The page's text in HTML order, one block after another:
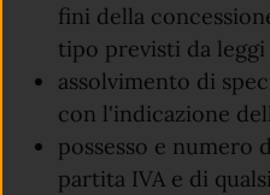
fini della
tipo previsti da leggi
assolvimento di
con l'indicazione
possesso e numero
partita IVA e di